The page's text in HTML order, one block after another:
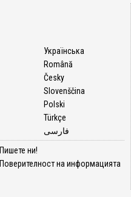
Українська
Română
Česky
Slovenščina
Polski
Türkçe
فارسی
Пишете ни!
Поверителност на информацията